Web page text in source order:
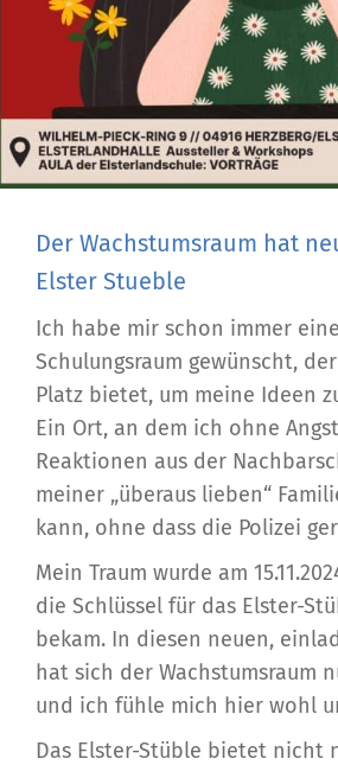
Der Wachstumsraum hat
Elster Stueble
Ich habe mir schon immer
Schulungsraum gewünscht,
Platz bietet, um meine Ideen
Ein Ort, an dem ich ohne
Reaktionen aus der
meiner „überaus lieben“
kann, ohne dass die Polizei
Mein Traum wurde am
die Schlüssel für das Elster-
bekam. In diesen neuen,
hat sich der Wachstumsraum
und ich fühle mich hier wohl
Das Elster-Stüble bietet nicht